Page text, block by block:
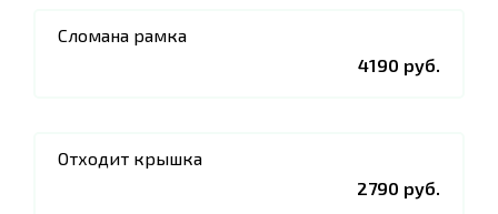
Сломана рамка
4190 руб.
Отходит крышка
2790 руб.